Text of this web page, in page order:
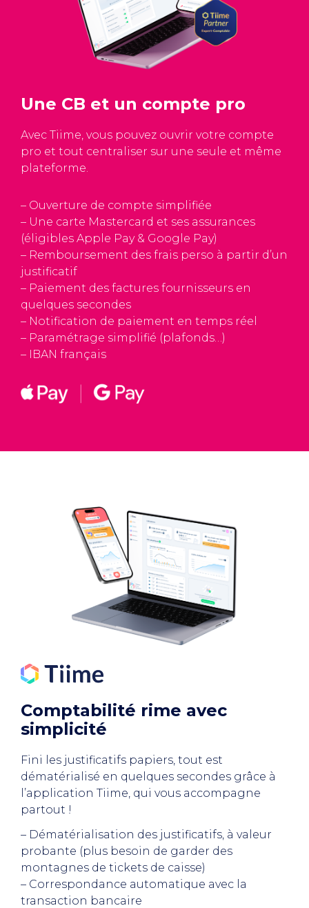
Une CB et un compte pro
Avec Tiime, vous pouvez ouvrir votre compte
pro et tout centraliser sur une seule et même
plateforme.
– Ouverture de compte simplifiée
– Une carte Mastercard et ses assurances
(éligibles Apple Pay & Google Pay)
– Remboursement des frais perso à partir d’un
justificatif
– Paiement des factures fournisseurs en
quelques secondes
– Notification de paiement en temps réel
– Paramétrage simplifié (plafonds…)
– IBAN français
Comptabilité rime avec
simplicité
Fini les justificatifs papiers, tout est
dématérialisé en quelques secondes grâce à
l’application Tiime, qui vous accompagne
partout !
– Dématérialisation des justificatifs, à valeur
probante (plus besoin de garder des
montagnes de tickets de caisse)
– Correspondance automatique avec la
transaction bancaire